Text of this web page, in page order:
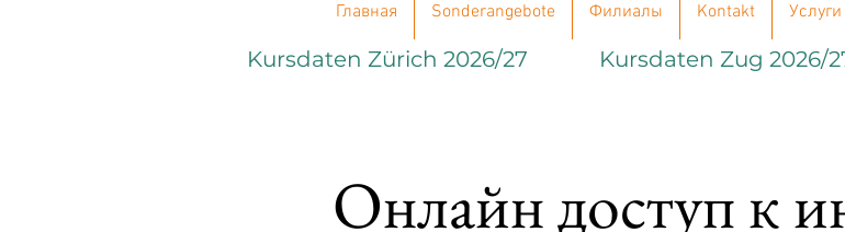
Главная Sonderangebote Филиалы Kontakt Услуги
Kursdaten Zürich 2026/27 Kursdaten Zug 2026/
Онлайн доступ к